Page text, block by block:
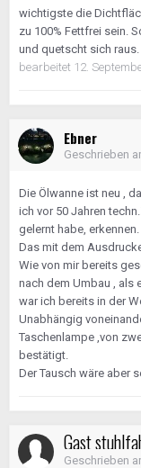
wichtigste die
zu 100% Fettfrei sein.
und quetscht sich raus.
bearbeitet 12.
Ebner
Geschrieben
Die Ölwanne ist neu ,
ich vor 50 Jahren
gelernt habe, erkennen.
Das mit dem
Wie von mir bereits
nach dem Umbau , als
war ich bereits in der
Unabhängig
Taschenlampe ,von
bestätigt.
Der Tausch wäre aber
Gast
Geschrieben